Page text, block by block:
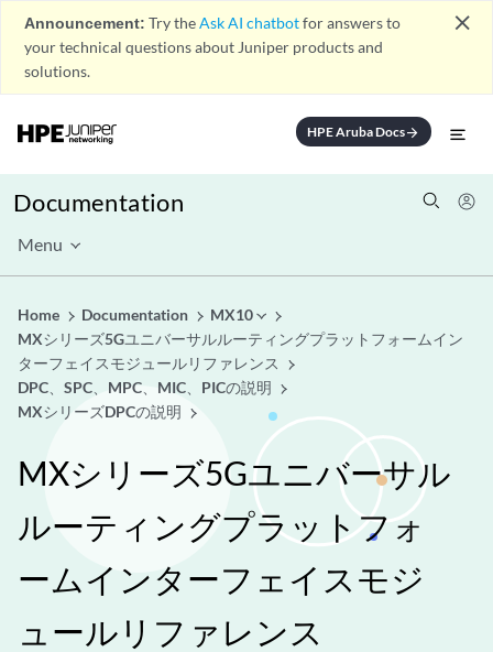
Announcement: Try theAsk AI chatbotfor answers to
your technical questions about Juniper products and
solutions.
close
HPE Aruba Docsarrow_forward
Documentation
Menu
Home Documentation
MX10
MXシリーズ5Gユニバーサルルーティングプラットフォームイン
ターフェイスモジュールリファレンス
DPC、SPC、MPC、MIC、PICの説明
MXシリーズDPCの説明
MXシリーズ5Gユニバーサル
ルーティングプラットフォ
ームインターフェイスモジ
ュールリファレンス